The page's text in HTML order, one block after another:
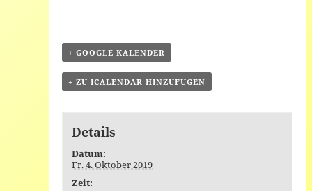
+ GOOGLE KALENDER
+ ZU ICALENDAR HINZUFÜGEN
Details
Datum:
Fr. 4. Oktober 2019
Zeit: